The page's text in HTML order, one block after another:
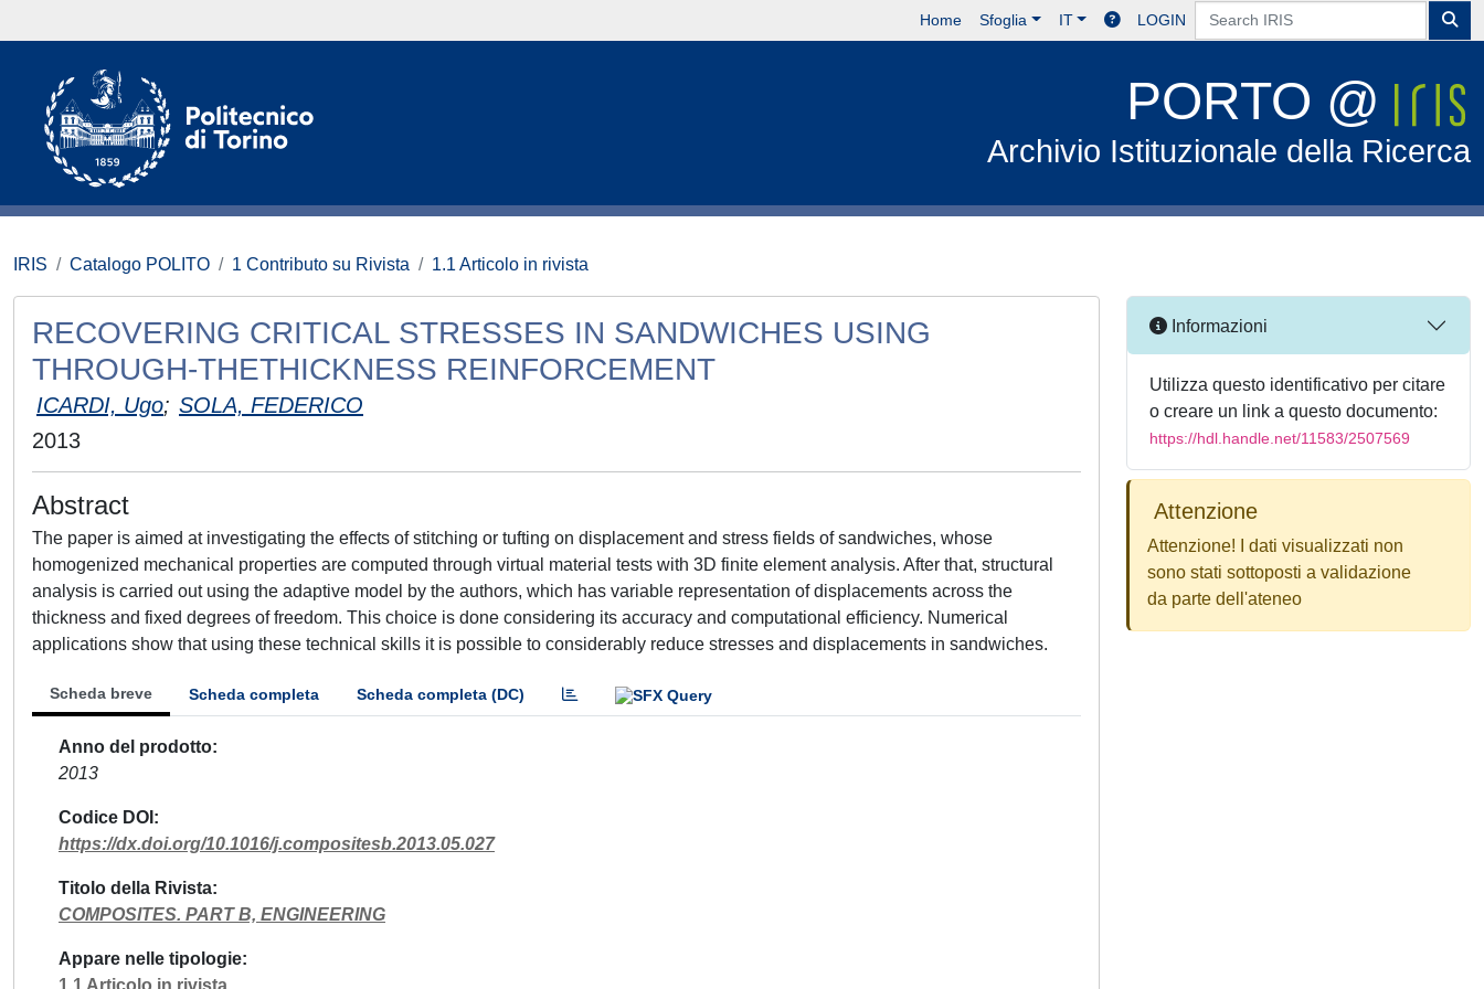
Home Sfoglia IT LOGIN
PORTO @
Archivio Istituzionale della Ricerca
IRIS Catalogo POLITO 1 Contributo su Rivista 1.1 Articolo in rivista
RECOVERING CRITICAL STRESSES IN SANDWICHES USING
THROUGH-THETHICKNESS REINFORCEMENT
ICARDI, Ugo; SOLA, FEDERICO
2013
Abstract
The paper is aimed at investigating the effects of stitching or tufting on displacement and stress fields of sandwiches, whose
homogenized mechanical properties are computed through virtual material tests with 3D finite element analysis. After that, structural
analysis is carried out using the adaptive model by the authors, which has variable representation of displacements across the
thickness and fixed degrees of freedom. This choice is done considering its accuracy and computational efficiency. Numerical
applications show that using these technical skills it is possible to considerably reduce stresses and displacements in sandwiches.
Scheda breve Scheda completa Scheda completa (DC)
Anno del prodotto
2013
Codice DOI
https://dx.doi.org/10.1016/j.compositesb.2013.05.027
Titolo della Rivista
COMPOSITES. PART B, ENGINEERING
Appare nelle tipologie
1.1 Articolo in rivista
Informazioni
Utilizza questo identificativo per citare
o creare un link a questo documento:
https://hdl.handle.net/11583/2507569
Attenzione
Attenzione! I dati visualizzati non
sono stati sottoposti a validazione
da parte dell'ateneo